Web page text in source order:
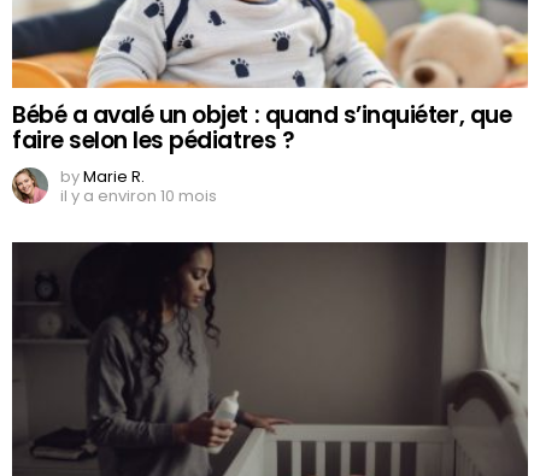
Bébé a avalé un objet : quand s’inquiéter, que
faire selon les pédiatres ?
byMarie R.
il y a environ 10 mois